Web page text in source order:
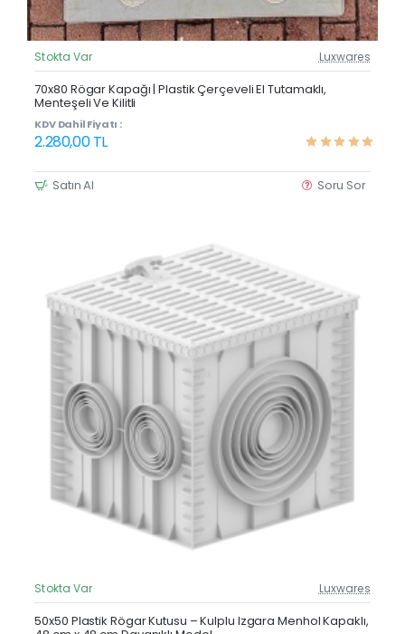
Güncel Fiyat
Stokta Var Luxwares
70x80 Rögar Kapağı | Plastik Çerçeveli El Tutamaklı,
Menteşeli Ve Kilitli
KDV Dahil Fiyatı :
2.280,00 TL
Satın Al Soru Sor
Güncel Fiyat
Yeni Ürün
Stokta Var Luxwares
50x50 Plastik Rögar Kutusu – Kulplu Izgara Menhol Kapaklı,